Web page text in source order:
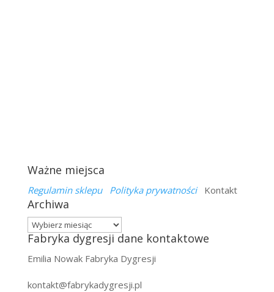
Ważne miejsca
Regulamin sklepu Polityka prywatnościKontakt
Archiwa
Archiwa
Fabryka dygresji dane kontaktowe
Emilia Nowak Fabryka Dygresji
kontakt@fabrykadygresji.pl